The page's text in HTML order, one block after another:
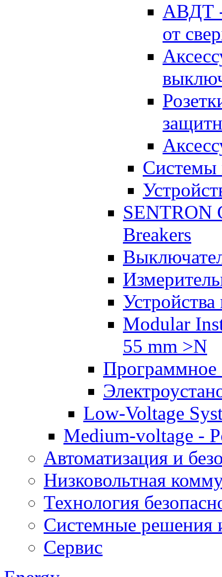
АВДТ -
от
Системы
SENTRON
Breakers
Устройства
Modular
55 mm >N
Программное
Low-Voltage
Medium-voltage -
Автоматизация и
Низковольтная
Технология
Системные решения
Сервис